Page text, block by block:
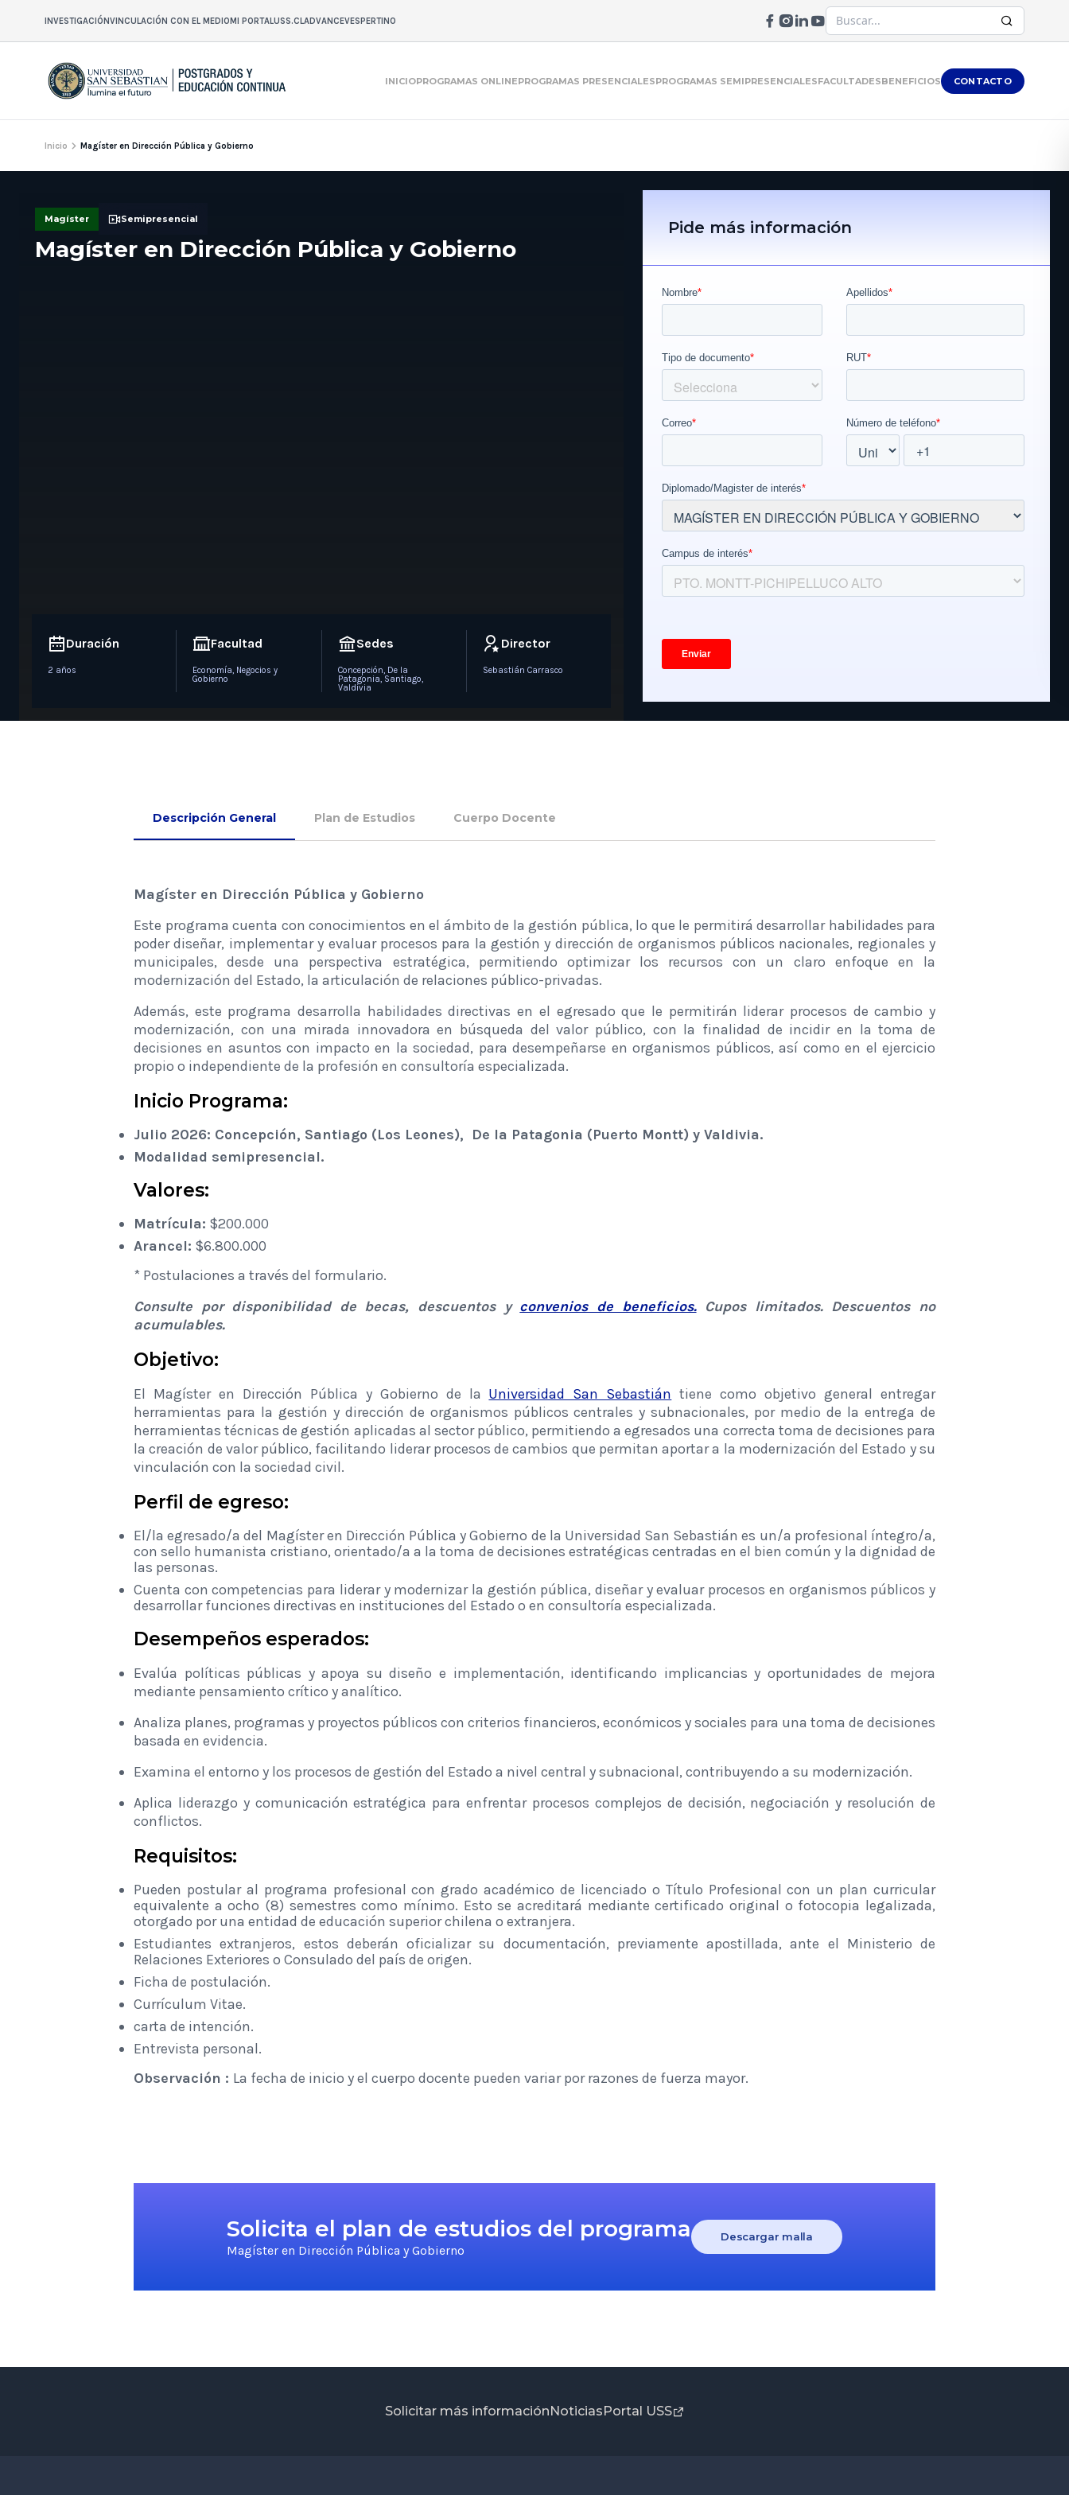
INVESTIGACIÓNVINCULACIÓN CON EL MEDIOMI PORTALUSS.CLADVANCEVESPERTINO
INICIOPROGRAMAS ONLINEPROGRAMAS PRESENCIALESPROGRAMAS SEMIPRESENCIALESFACULTADESBENEFICIOS CONTACTO
Inicio Magíster en Dirección Pública y Gobierno
Magíster Semipresencial
Magíster en Dirección Pública y Gobierno
Duración
2 años
Facultad
Economía, Negocios y
Gobierno
Sedes
Concepción, De la
Patagonia, Santiago,
Valdivia
Director
Sebastián Carrasco
Pide más información
Descripción General Plan de Estudios Cuerpo Docente
Magíster en Dirección Pública y Gobierno
Este programa cuenta con conocimientos en el ámbito de la gestión pública, lo que le permitirá desarrollar habilidades para
poder diseñar, implementar y evaluar procesos para la gestión y dirección de organismos públicos nacionales, regionales y
municipales, desde una perspectiva estratégica, permitiendo optimizar los recursos con un claro enfoque en la
modernización del Estado, la articulación de relaciones público-privadas.
Además, este programa desarrolla habilidades directivas en el egresado que le permitirán liderar procesos de cambio y
modernización, con una mirada innovadora en búsqueda del valor público, con la finalidad de incidir en la toma de
decisiones en asuntos con impacto en la sociedad, para desempeñarse en organismos públicos, así como en el ejercicio
propio o independiente de la profesión en consultoría especializada.
Inicio Programa:
Julio 2026: Concepción, Santiago (Los Leones), De la Patagonia (Puerto Montt) y Valdivia.
Modalidad semipresencial.
Valores:
Matrícula: $200.000
Arancel: $6.800.000
* Postulaciones a través del formulario.
Consulte por disponibilidad de becas, descuentos y convenios de beneficios. Cupos limitados. Descuentos no
acumulables.
Objetivo:
El Magíster en Dirección Pública y Gobierno de la Universidad San Sebastián tiene como objetivo general entregar
herramientas para la gestión y dirección de organismos públicos centrales y subnacionales, por medio de la entrega de
herramientas técnicas de gestión aplicadas al sector público, permitiendo a egresados ​​una correcta toma de decisiones para
la creación de valor público, facilitando liderar procesos de cambios que permitan aportar a la modernización del Estado y su
vinculación con la sociedad civil.
Perfil de egreso:
El/la egresado/a del Magíster en Dirección Pública y Gobierno de la Universidad San Sebastián es un/a profesional íntegro/a,
con sello humanista cristiano, orientado/a a la toma de decisiones estratégicas centradas en el bien común y la dignidad de
las personas.
Cuenta con competencias para liderar y modernizar la gestión pública, diseñar y evaluar procesos en organismos públicos y
desarrollar funciones directivas en instituciones del Estado o en consultoría especializada.
Desempeños esperados:
Evalúa políticas públicas y apoya su diseño e implementación, identificando implicancias y oportunidades de mejora
mediante pensamiento crítico y analítico.
Analiza planes, programas y proyectos públicos con criterios financieros, económicos y sociales para una toma de decisiones
basada en evidencia.
Examina el entorno y los procesos de gestión del Estado a nivel central y subnacional, contribuyendo a su modernización.
Aplica liderazgo y comunicación estratégica para enfrentar procesos complejos de decisión, negociación y resolución de
conflictos.
Requisitos:
Pueden postular al programa profesional con grado académico de licenciado o Título Profesional con un plan curricular
equivalente a ocho (8) semestres como mínimo. Esto se acreditará mediante certificado original o fotocopia legalizada,
otorgado por una entidad de educación superior chilena o extranjera.
Estudiantes extranjeros, estos deberán oficializar su documentación, previamente apostillada, ante el Ministerio de
Relaciones Exteriores o Consulado del país de origen.
Ficha de postulación.
Currículum Vitae.
carta de intención.
Entrevista personal.
Observación : La fecha de inicio y el cuerpo docente pueden variar por razones de fuerza mayor.
Solicita el plan de estudios del programa
Magíster en Dirección Pública y Gobierno
Descargar malla
Solicitar más información Noticias Portal USS